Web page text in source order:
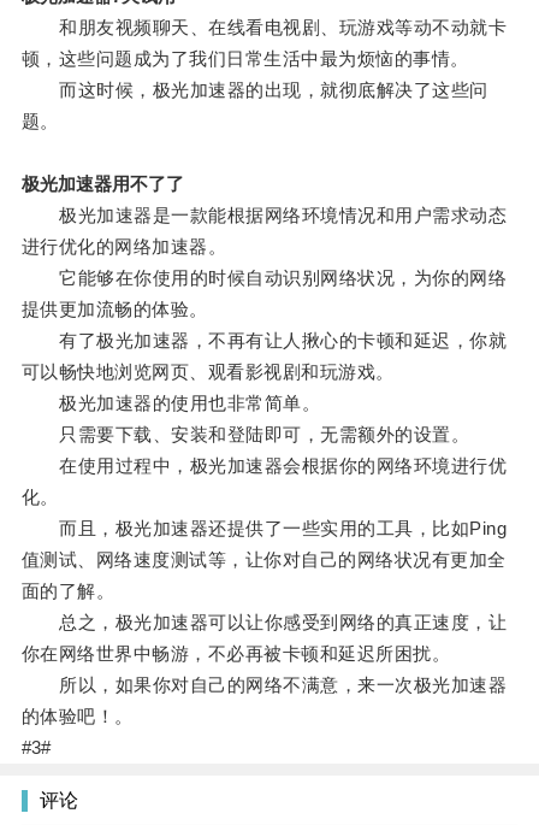
和朋友视频聊天、在线看电视剧、玩游戏等动不动就卡
顿，这些问题成为了我们日常生活中最为烦恼的事情。
而这时候，极光加速器的出现，就彻底解决了这些问
题。
极光加速器用不了了
极光加速器是一款能根据网络环境情况和用户需求动态
进行优化的网络加速器。
它能够在你使用的时候自动识别网络状况，为你的网络
提供更加流畅的体验。
有了极光加速器，不再有让人揪心的卡顿和延迟，你就
可以畅快地浏览网页、观看影视剧和玩游戏。
极光加速器的使用也非常简单。
只需要下载、安装和登陆即可，无需额外的设置。
在使用过程中，极光加速器会根据你的网络环境进行优
化。
而且，极光加速器还提供了一些实用的工具，比如Ping
值测试、网络速度测试等，让你对自己的网络状况有更加全
面的了解。
总之，极光加速器可以让你感受到网络的真正速度，让
你在网络世界中畅游，不必再被卡顿和延迟所困扰。
所以，如果你对自己的网络不满意，来一次极光加速器
的体验吧！。
#3#
评论